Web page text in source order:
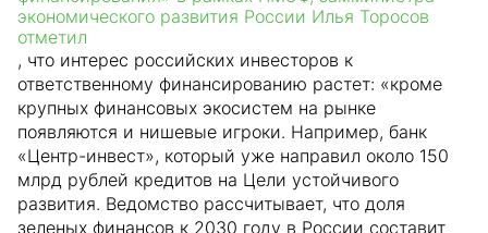
экономического развития России Илья Торосов
отметил
, что интерес российских инвесторов к
ответственному финансированию растет: «кроме
крупных финансовых экосистем на рынке
появляются и нишевые игроки. Например, банк
«Центр-инвест», который уже направил около 150
млрд рублей кредитов на Цели устойчивого
развития. Ведомство рассчитывает, что доля
зеленых финансов к 2030 году в России составит